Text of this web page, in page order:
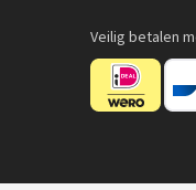
Veilig betalen